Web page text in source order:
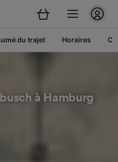
du trajet Horaires
à Hamburg